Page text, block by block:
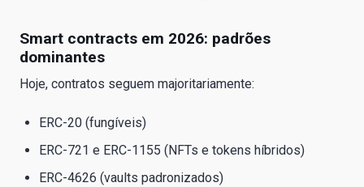
Smart contracts em 2026: padrões
dominantes
Hoje, contratos seguem majoritariamente:
ERC-20 (fungíveis)
ERC-721 e ERC-1155 (NFTs e tokens híbridos)
ERC-4626 (vaults padronizados)